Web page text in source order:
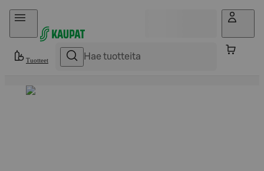
Hyppää sisältöön
Tuotteet